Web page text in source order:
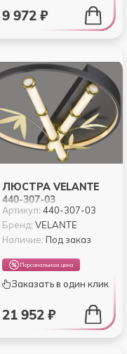
9 972 ₽
ЛЮСТРА VELANTE
440-307-03
Артикул:440-307-03
Бренд:VELANTE
Наличие: Под заказ
Персональная цена
Заказать в один клик
21 952 ₽